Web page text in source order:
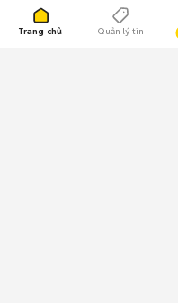
Trang chủ Quản lý tin